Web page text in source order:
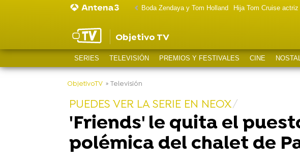
Boda Zendaya y Tom Holland Hija Tom Cruise actriz
Objetivo TV
SERIES TELEVISIÓN PREMIOS Y FESTIVALES CINE
-
ObjetivoTV » Televisión
PUEDES VER LA SERIE EN NEOX
'Friends' le quita el
polémica del chalet de